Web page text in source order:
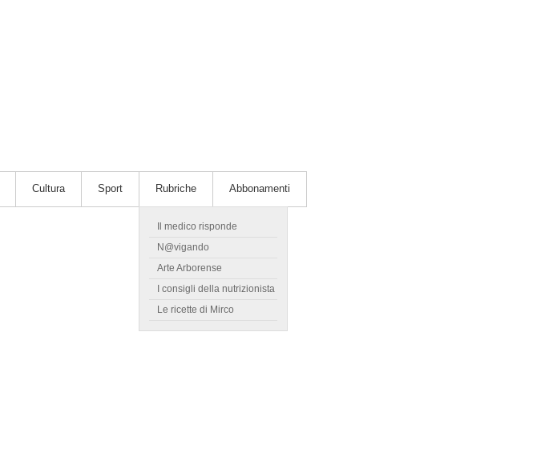
Cultura Sport Rubriche
Il medico risponde
N@vigando
Arte Arborense
I consigli della nutrizionista
Le ricette di Mirco
Abbonamenti